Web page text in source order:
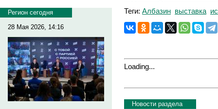
Регион сегодня
28 Мая 2026, 14:16
Теги: Албазин выставка
Loading...
Новости раздела